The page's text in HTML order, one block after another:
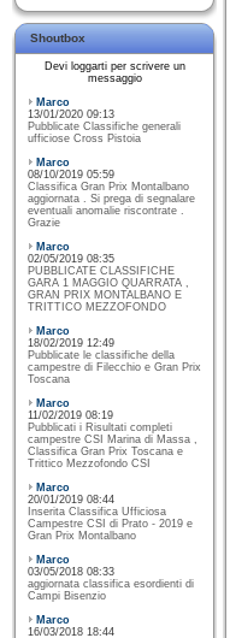
Shoutbox
Devi loggarti per scrivere un
messaggio
Marco
13/01/2020 09:13
Pubblicate Classifiche generali
ufficiose Cross Pistoia
Marco
08/10/2019 05:59
Classifica Gran Prix Montalbano
aggiornata . Si prega di segnalare
eventuali anomalie riscontrate .
Grazie
Marco
02/05/2019 08:35
PUBBLICATE CLASSIFICHE
GARA 1 MAGGIO QUARRATA ,
GRAN PRIX MONTALBANO E
TRITTICO MEZZOFONDO
Marco
18/02/2019 12:49
Pubblicate le classifiche della
campestre di Filecchio e Gran Prix
Toscana
Marco
11/02/2019 08:19
Pubblicati i Risultati completi
campestre CSI Marina di Massa ,
Classifica Gran Prix Toscana e
Trittico Mezzofondo CSI
Marco
20/01/2019 08:44
Inserita Classifica Ufficiosa
Campestre CSI di Prato - 2019 e
Gran Prix Montalbano
Marco
03/05/2018 08:33
aggiornata classifica esordienti di
Campi Bisenzio
Marco
16/03/2018 18:44